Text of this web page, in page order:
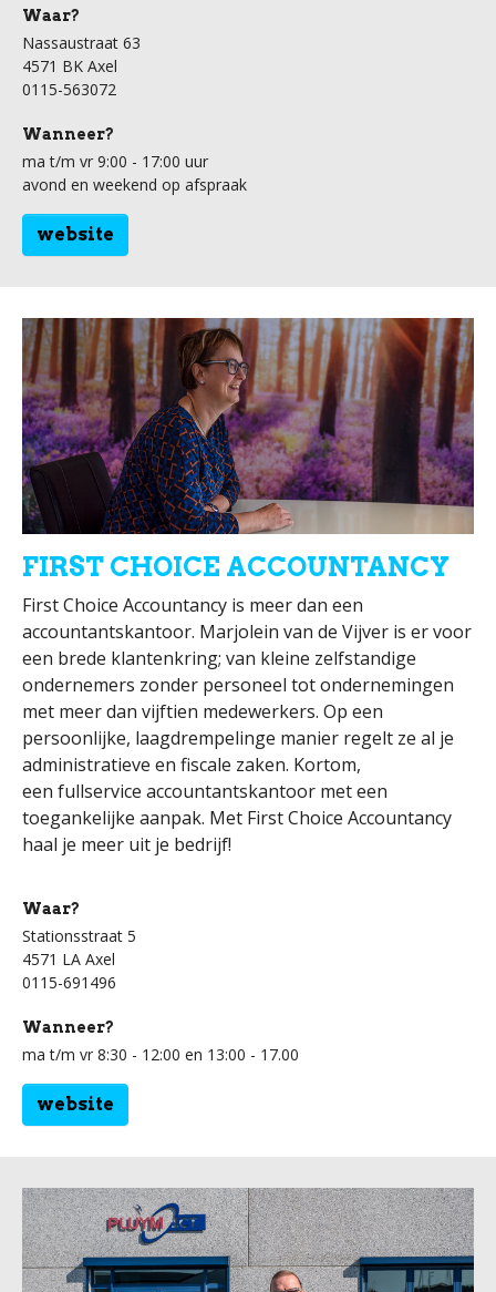
Waar?
Nassaustraat 63
4571 BK Axel
0115-563072
Wanneer?
ma t/m vr 9:00 - 17:00 uur
avond en weekend op afspraak
website
FIRST CHOICE ACCOUNTANCY
First Choice Accountancy is meer dan een
accountantskantoor. Marjolein van de Vijver is er voor
een brede klantenkring; van kleine zelfstandige
ondernemers zonder personeel tot ondernemingen
met meer dan vijftien medewerkers. Op een
persoonlijke, laagdrempelinge manier regelt ze al je
administratieve en fiscale zaken. Kortom,
een fullservice accountantskantoor met een
toegankelijke aanpak. Met First Choice Accountancy
haal je meer uit je bedrijf!
Waar?
Stationsstraat 5
4571 LA Axel
0115-691496
Wanneer?
ma t/m vr 8:30 - 12:00 en 13:00 - 17.00
website